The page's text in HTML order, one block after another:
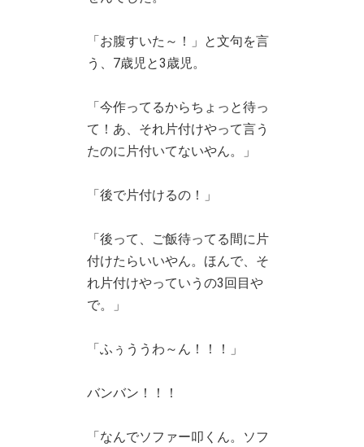
「お腹すいた～！」と文句を言
う、7歳児と3歳児。
「今作ってるからちょっと待っ
て！あ、それ片付けやって言う
たのに片付いてないやん。」
「後で片付けるの！」
「後って、ご飯待ってる間に片
付けたらいいやん。ほんで、そ
れ片付けやっていうの3回目や
で。」
「ふぅううわ～ん！！！」
バンバン！！！
「なんでソファー叩くん。ソフ